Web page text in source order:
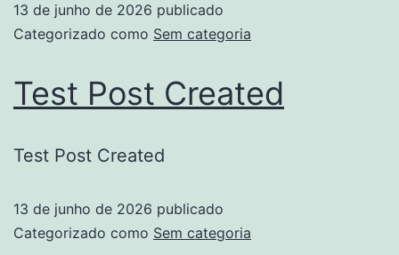
13 de junho de 2026 publicado
Categorizado como Sem categoria
Test Post Created
Test Post Created
13 de junho de 2026 publicado
Categorizado como Sem categoria